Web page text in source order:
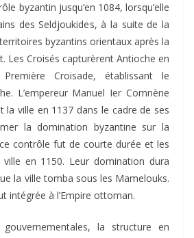
byzantin jusqu’en 1084, lorsqu’elle
des Seldjoukides, à la suite de la
byzantins orientaux après la
Les Croisés capturèrent Antioche en
Croisade, établissant le
L’empereur Manuel Ier Comnène
la ville en 1137 dans le cadre de ses
la domination byzantine sur la
contrôle fut de courte durée et les
en 1150. Leur domination dura
la ville tomba sous les Mamelouks.
intégrée à l’Empire ottoman.
la structure en